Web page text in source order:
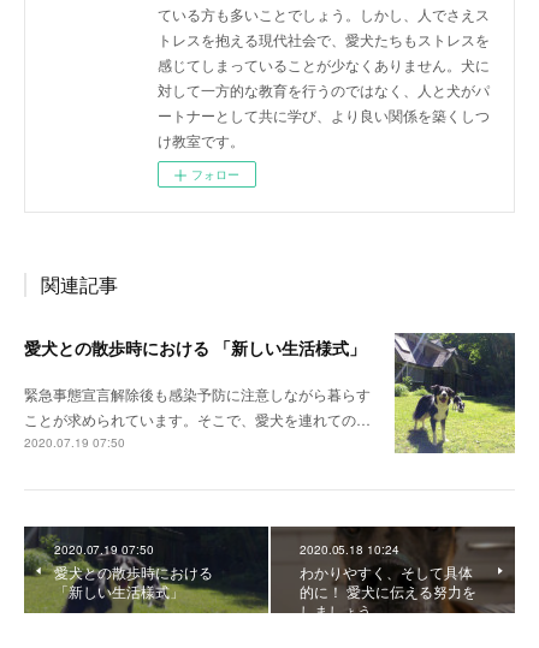
ている方も多いことでしょう。しかし、人でさえス
トレスを抱える現代社会で、愛犬たちもストレスを
感じてしまっていることが少なくありません。犬に
対して一方的な教育を行うのではなく、人と犬がパ
ートナーとして共に学び、より良い関係を築くしつ
け教室です。
フォロー
関連記事
愛犬との散歩時における 「新しい生活様式」
緊急事態宣言解除後も感染予防に注意しながら暮らす
ことが求められています。そこで、愛犬を連れての…
2020.07.19 07:50
2020.07.19 07:50
愛犬との散歩時における
「新しい生活様式」
2020.05.18 10:24
わかりやすく、そして具体
的に！ 愛犬に伝える努力を
しましょう